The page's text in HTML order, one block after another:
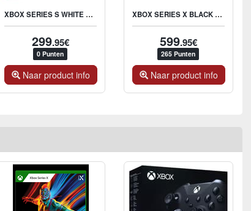
XBOX SERIES S WHITE 512GB SSD
299.95€
0 Punten
Naar product info
XBOX SERIES X BLACK 1TB SSD
599.95€
265 Punten
Naar product info